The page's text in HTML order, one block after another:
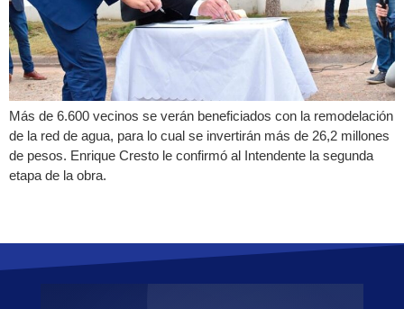
Más de 6.600 vecinos se verán beneficiados con la remodelación
de la red de agua, para lo cual se invertirán más de 26,2 millones
de pesos. Enrique Cresto le confirmó al Intendente la segunda
etapa de la obra.